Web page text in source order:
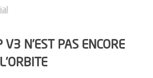
V3 N’EST PAS ENCORE